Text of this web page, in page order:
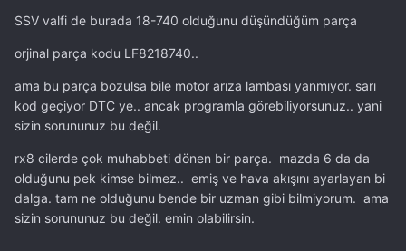
SSV valfi de burada 18-740 olduğunu düşündüğüm parça
orjinal parça kodu LF8218740..
ama bu parça bozulsa bile motor arıza lambası yanmıyor. sarı
kod geçiyor DTC ye.. ancak programla görebiliyorsunuz.. yani
sizin sorununuz bu değil.
rx8 cilerde çok muhabbeti dönen bir parça. mazda 6 da da
olduğunu pek kimse bilmez.. emiş ve hava akışını ayarlayan bi
dalga. tam ne olduğunu bende bir uzman gibi bilmiyorum. ama
sizin sorununuz bu değil. emin olabilirsin.